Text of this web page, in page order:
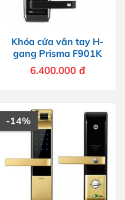
Khóa cửa vân tay H-
gang Prisma F901K
6.400.000 đ
-14%